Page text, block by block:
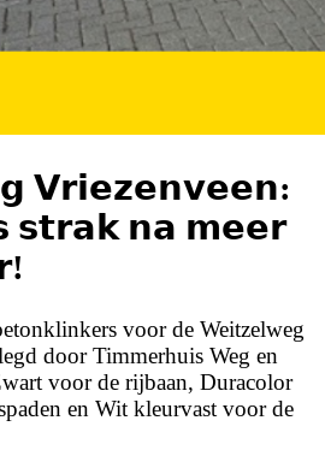
𝗩𝗿𝗶𝗲𝘇𝗲𝗻𝘃𝗲𝗲𝗻:
𝘀𝘁𝗿𝗮𝗸 𝗻𝗮 𝗺𝗲𝗲𝗿
voor de Weitzelweg
door Timmerhuis Weg en
voor de rijbaan, Duracolor
en Wit kleurvast voor de